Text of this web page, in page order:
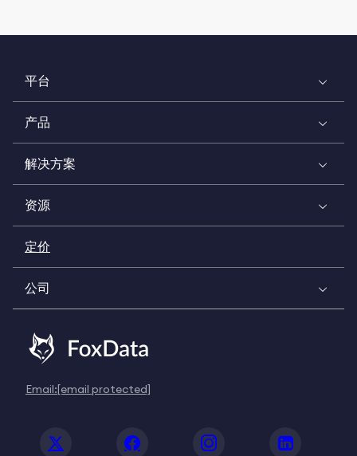
平台
产品
解决方案
资源
定价
公司
Email:[email protected]